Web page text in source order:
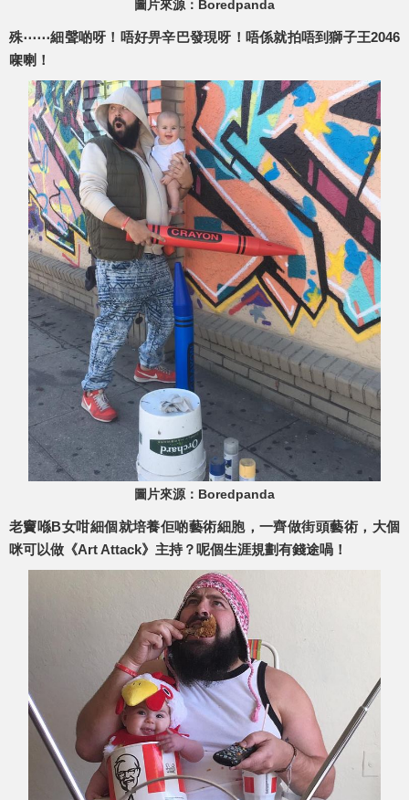
圖片來源：Boredpanda
殊⋯⋯細聲啲呀！唔好畀辛巴發現呀！唔係就拍唔到獅子王2046
㗎喇！
圖片來源：Boredpanda
老竇喺B女咁細個就培養佢啲藝術細胞，一齊做街頭藝術，大個
咪可以做《Art Attack》主持？呢個生涯規劃有錢途喎！